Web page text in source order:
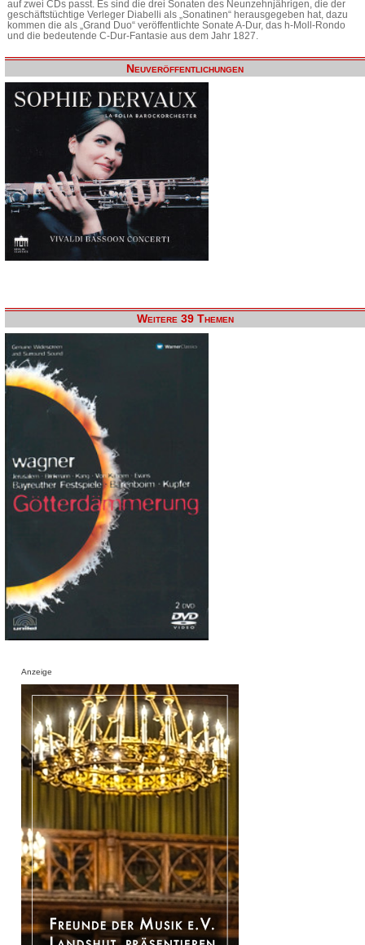
auf zwei CDs passt. Es sind die drei Sonaten des Neunzehnjährigen, die der
geschäftstüchtige Verleger Diabelli als „Sonatinen“ herausgegeben hat, dazu
kommen die als „Grand Duo“ veröffentlichte Sonate A-Dur, das h-Moll-Rondo
und die bedeutende C-Dur-Fantasie aus dem Jahr 1827.
Neuveröffentlichungen
Weitere 39 Themen
Anzeige